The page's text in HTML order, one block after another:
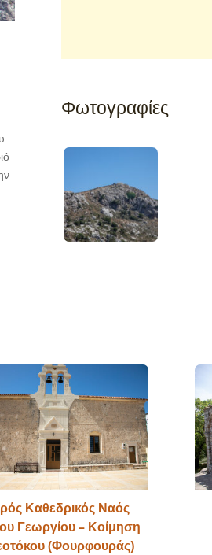
Φωτογραφίες
Καθεδρικός Ναός
Γεωργίου – Κοίμηση
(Φουρφουράς)